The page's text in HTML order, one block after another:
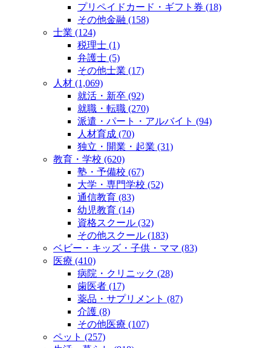
プリペイドカード・ギフト券 (18)
その他金融 (158)
士業 (124)
税理士 (1)
弁護士 (5)
その他士業 (17)
人材 (1,069)
就活・新卒 (92)
就職・転職 (270)
派遣・パート・アルバイト (94)
人材育成 (70)
独立・開業・起業 (31)
教育・学校 (620)
塾・予備校 (67)
大学・専門学校 (52)
通信教育 (83)
幼児教育 (14)
資格スクール (32)
その他スクール (183)
ベビー・キッズ・子供・ママ (83)
医療 (410)
病院・クリニック (28)
歯医者 (17)
薬品・サプリメント (87)
介護 (8)
その他医療 (107)
ペット (257)